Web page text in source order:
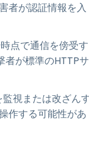
者が認証情報を入
点で通信を傍受す
者が標準のHTTPサ
視または改ざん
作する可能性があ